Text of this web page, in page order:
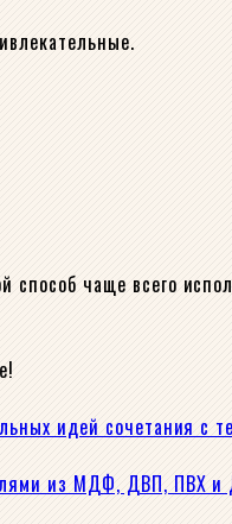
чаще всего
идей сочетания с
из МДФ, ДВП, ПВХ и